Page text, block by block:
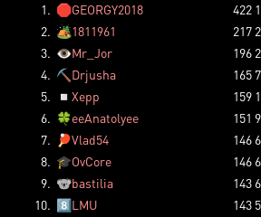
1. 🛑GEORGY2018
422
2. 🏕️1811961
217
3. 👁️Mr_Jor
196
4. ⛏️ Drjusha
165
5.
◽ Xepp
159
6. 🍀eeAnatolyee
151
7.
🏓Vlad54
146
8. 🎓OvCore
146
9. 🐨bastilia
143
10. 8️⃣LMU 143